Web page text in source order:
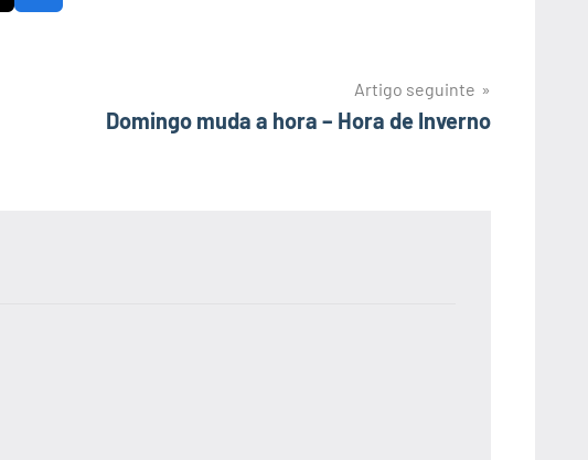
Artigo seguinte
Domingo muda a hora – Hora de Inverno